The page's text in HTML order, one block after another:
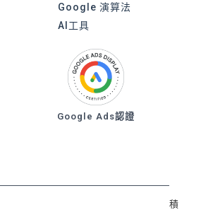
Google 演算法
AI工具
Google Ads認證
積